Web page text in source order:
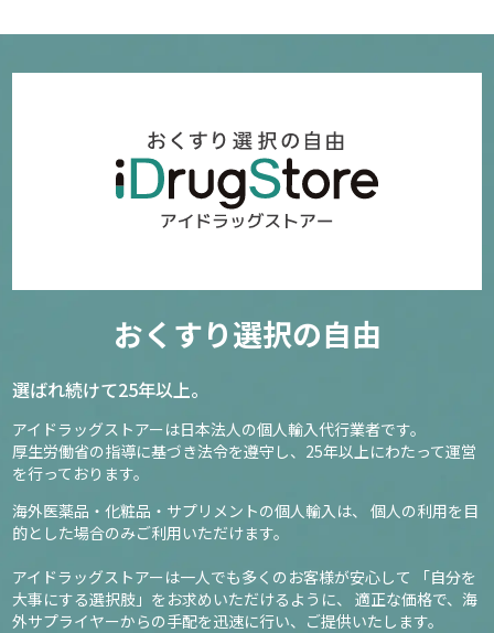
おくすり選択の自由
選ばれ続けて25年以上。
アイドラッグストアーは日本法人の個人輸入代行業者です。
厚生労働省の指導に基づき法令を遵守し、 25年以上にわたって運営
を行っております。
海外医薬品・化粧品・サプリメントの個人輸入は、 個人の利用を目
的とした場合のみご利用いただけます。
アイドラッグストアーは一人でも多くのお客様が安心して
「自分を
大事にする選択肢」をお求めいただけるように、 適正な価格で、海
外サプライヤーからの手配を迅速に行い、ご提供いたします。